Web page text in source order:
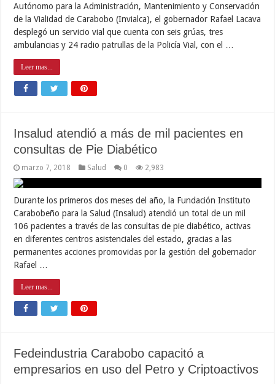
Autónomo para la Administración, Mantenimiento y Conservación
de la Vialidad de Carabobo (Invialca), el gobernador Rafael Lacava
desplegó un servicio vial que cuenta con seis grúas, tres
ambulancias y 24 radio patrullas de la Policía Vial, con el …
Leer mas...
Insalud atendió a más de mil pacientes en
consultas de Pie Diabético
marzo 7, 2018 Salud 0 2,983
Durante los primeros dos meses del año, la Fundación Instituto
Carabobeño para la Salud (Insalud) atendió un total de un mil
106 pacientes a través de las consultas de pie diabético, activas
en diferentes centros asistenciales del estado, gracias a las
permanentes acciones promovidas por la gestión del gobernador
Rafael …
Leer mas...
Fedeindustria Carabobo capacitó a
empresarios en uso del Petro y Criptoactivos